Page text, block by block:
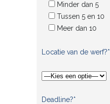
Minder dan 5
Tussen 5 en 10
Meer dan 10
Locatie van de werf?*
Deadline?*